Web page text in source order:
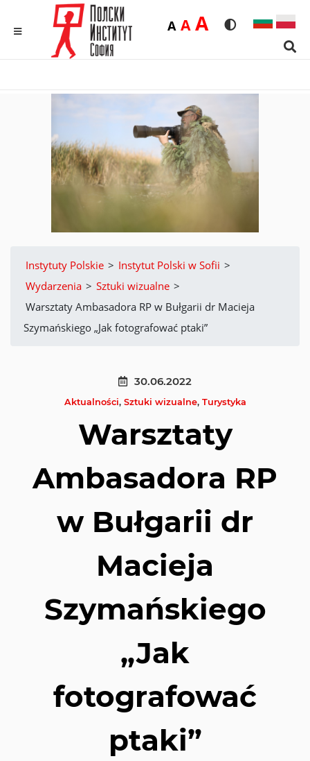
Rozmiar
ADomyślna
AŚrednia
ADużaWersja
Instytuty Polskie > Instytut Polski w Sofii >
Wydarzenia > Sztuki wizualne >
Warsztaty Ambasadora RP w Bułgarii dr Macieja
Szymańskiego „Jak fotografować ptaki”
30.06.2022
Aktualności, Sztuki wizualne, Turystyka
Warsztaty
Ambasadora RP
w Bułgarii dr
Macieja
Szymańskiego
„Jak
fotografować
ptaki”